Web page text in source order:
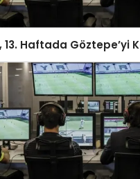
13. Haftada Göztepe’yi